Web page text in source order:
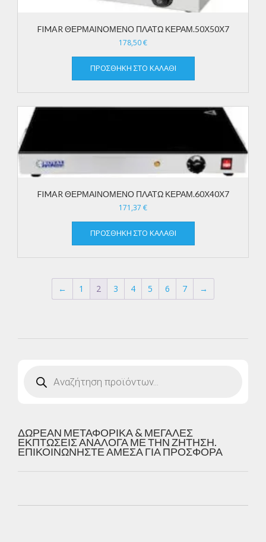
FIMAR ΘΕΡΜΑΙΝΟΜΕΝΟ ΠΛΑΤΩ ΚΕΡΑΜ.50Χ50Χ7
178,50€
ΠΡΟΣΘΉΚΗ ΣΤΟ ΚΑΛΆΘΙ
FIMAR ΘΕΡΜΑΙΝΟΜΕΝΟ ΠΛΑΤΩ ΚΕΡΑΜ.60Χ40Χ7
171,37 €
ΠΡΟΣΘΉΚΗ ΣΤΟ ΚΑΛΆΘΙ
← 1 2 3 4 5 6 7 →
search
ΔΩΡΕΑΝ ΜΕΤΑΦΟΡΙΚΑ & ΜΕΓΑΛΕΣ
ΕΚΠΤΩΣΕΙΣ ΑΝΑΛΟΓΑ ΜΕ ΤΗΝ ΖΗΤΗΣΗ.
ΕΠΙΚΟΙΝΩΝΗΣΤΕ ΑΜΕΣΑ ΓΙΑ ΠΡΟΣΦΟΡΑ